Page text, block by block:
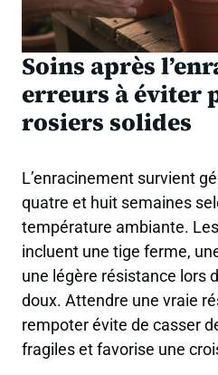
Soins après
erreurs à éviter
rosiers solides
L’enracinement survient
quatre et huit semaines
température ambiante.
incluent une tige ferme,
une légère résistance lors
doux. Attendre une vraie
rempoter évite de casser
fragiles et favorise une